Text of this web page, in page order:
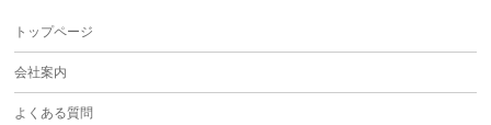
トップページ
会社案内
よくある質問